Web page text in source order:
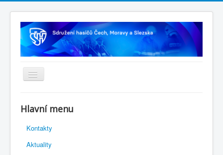
Rejstřík sportu
Novelizace Stanov SH ČMS
Plán činnosti 2026
Hlavní menu
Kontakty
Aktuality